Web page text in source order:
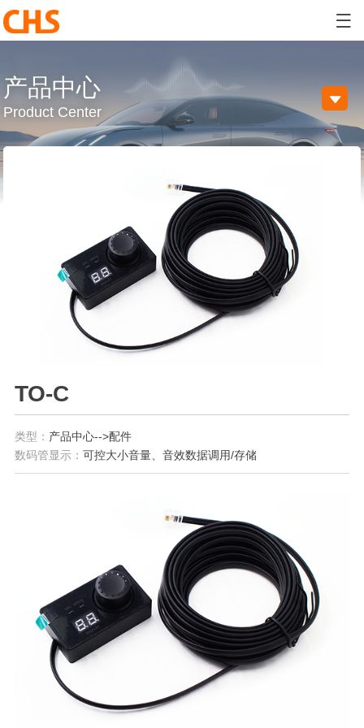

产品中心
Product Center

TO-C
类型： 产品中心-->配件
数码管显示： 可控大小音量、音效数据调用/存储